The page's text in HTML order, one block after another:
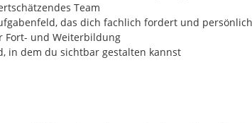
Team
das dich fachlich fordert und
Fort- und Weiterbildung
in dem du sichtbar gestalten kannst